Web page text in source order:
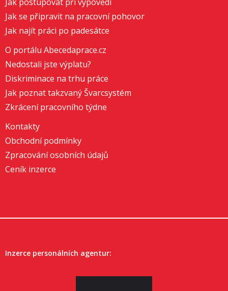
Jak se připravit na pracovní pohovor
Jak najít práci po padesátce
O portálu Abecedaprace.cz
Nedostali jste výplatu?
Diskriminace na trhu práce
Jak poznat takzvaný Švarcsystém
Zkrácení pracovního týdne
Kontakty
Obchodní podmínky
Zpracování osobních údajů
Ceník inzerce
Inzerce personálních agentur: